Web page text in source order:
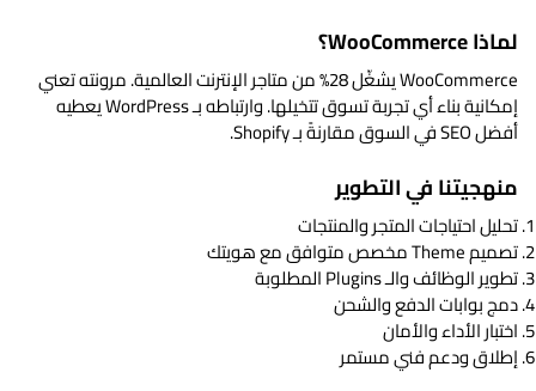
لماذا WooCommerce؟
WooCommerce يشغّل 28% من متاجر الإنترنت العالمية. مرونته تعني
إمكانية بناء أي تجربة تسوق تتخيلها. وارتباطه بـ WordPress يعطيه
أفضل SEO في السوق مقارنةً بـ Shopify.
منهجيتنا في التطوير
تحليل احتياجات المتجر والمنتجات
تصميم Theme مخصص متوافق مع هويتك
تطوير الوظائف والـ Plugins المطلوبة
دمج بوابات الدفع والشحن
اختبار الأداء والأمان
إطلاق ودعم فني مستمر